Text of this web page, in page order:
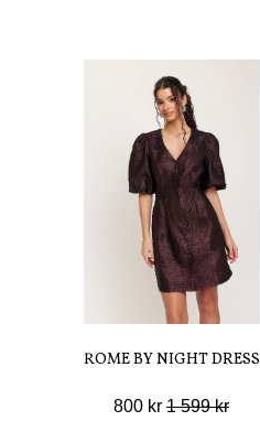
ROME BY NIGHT DRESS
800 kr 1 599 kr